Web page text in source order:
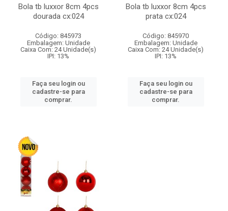
Bola tb luxxor 8cm 4pcs
dourada cx:024
Código: 845973
Embalagem: Unidade
Caixa Com: 24 Unidade(s)
IPI: 13%
Faça seu login ou
cadastre-se para
comprar.
Bola tb luxxor 8cm 4pcs
prata cx:024
Código: 845970
Embalagem: Unidade
Caixa Com: 24 Unidade(s)
IPI: 13%
Faça seu login ou
cadastre-se para
comprar.